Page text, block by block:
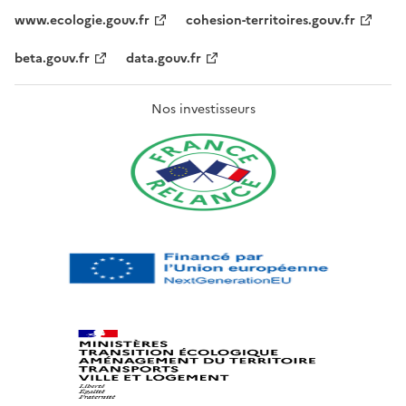
www.ecologie.gouv.fr
cohesion-territoires.gouv.fr
beta.gouv.fr
data.gouv.fr
Nos investisseurs